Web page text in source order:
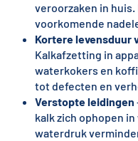
veroorzaken in
voorkomende
Kortere levensduur
Kalkafzetting in
waterkokers en
tot defecten en
Verstopte leidingen
kalk zich ophopen
waterdruk